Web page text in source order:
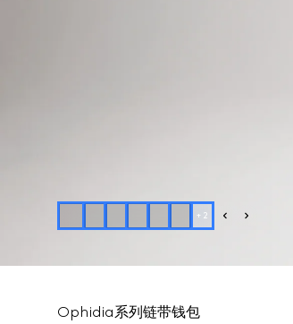
+ 2
Ophidia系列链带钱包